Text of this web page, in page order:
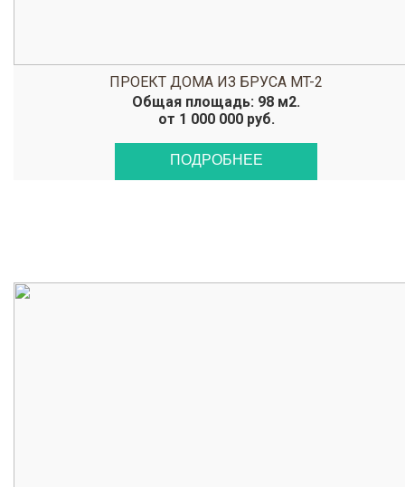
ПРОЕКТ ДОМА ИЗ БРУСА MT-2
Общая площадь: 98 м2.
от 1 000 000 руб.
ПОДРОБНЕЕ